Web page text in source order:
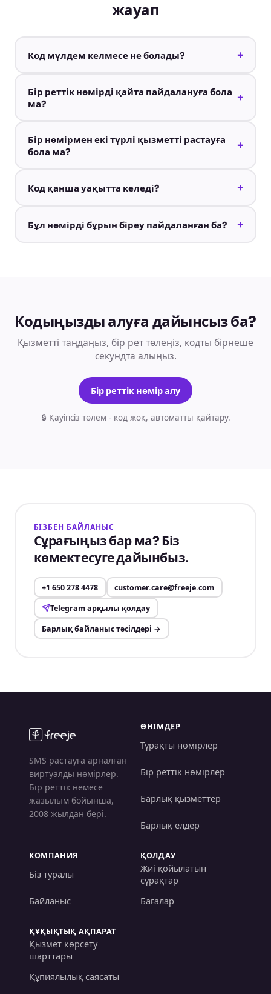
жауап
Код мүлдем келмесе не болады? +
Бір реттік нөмірді қайта пайдалануға бола
ма?
+
Бір нөмірмен екі түрлі қызметті растауға
бола ма?
+
Код қанша уақытта келеді? +
Бұл нөмірді бұрын біреу пайдаланған ба? +
Кодыңызды алуға дайынсыз ба?
Қызметті таңдаңыз, бір рет төлеңіз, кодты бірнеше
секундта алыңыз.
Бір реттік нөмір алу
🔒 Қауіпсіз төлем - код жоқ, автоматты қайтару.
БІЗБЕН БАЙЛАНЫС
Сұрағыңыз бар ма? Біз
көмектесуге дайынбыз.
+1 650 278 4478
customer.care@freeje.com
Telegram арқылы қолдау
Барлық байланыс тәсілдері →
SMS растауға арналған
виртуалды нөмірлер.
Бір реттік немесе
жазылым бойынша,
2008 жылдан бері.
ӨНІМДЕР
Тұрақты нөмірлер
Бір реттік нөмірлер
Барлық қызметтер
Барлық елдер
КОМПАНИЯ
Біз туралы
Байланыс
ҚОЛДАУ
Жиі қойылатын
сұрақтар
Бағалар
ҚҰҚЫҚТЫҚ АҚПАРАТ
Қызмет көрсету
шарттары
Құпиялылық саясаты